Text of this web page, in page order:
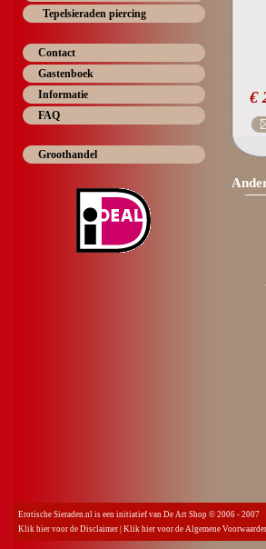
Tepelsieraden piercing
Contact
Gastenboek
Informatie
FAQ
Groothandel
€
Erotische Sieraden.nl is een initiatief van De Art Shop © 2006 - 2007
Klik hier voor de Disclaimer Klik hier voor de Algemene